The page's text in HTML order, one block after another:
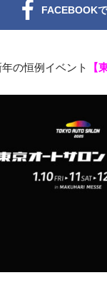
FACEBOOK
の恒例イベント 【